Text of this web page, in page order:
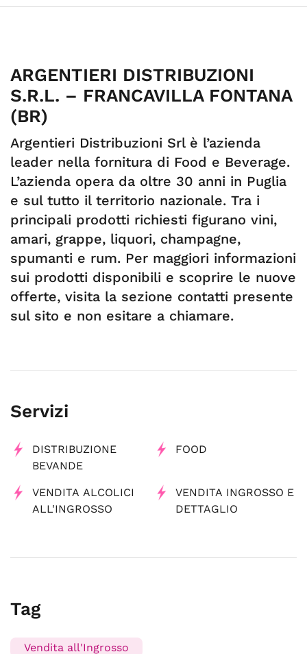
ARGENTIERI DISTRIBUZIONI
S.R.L. – FRANCAVILLA FONTANA
(BR)
Argentieri Distribuzioni Srl è l’azienda
leader nella fornitura di Food e Beverage.
L’azienda opera da oltre 30 anni in Puglia
e sul tutto il territorio nazionale. Tra i
principali prodotti richiesti figurano vini,
amari, grappe, liquori, champagne,
spumanti e rum. Per maggiori informazioni
sui prodotti disponibili e scoprire le nuove
offerte, visita la sezione contatti presente
sul sito e non esitare a chiamare.
Servizi
DISTRIBUZIONE
BEVANDE
FOOD
VENDITA ALCOLICI
ALL'INGROSSO
VENDITA INGROSSO E
DETTAGLIO
Tag
Vendita all'Ingrosso